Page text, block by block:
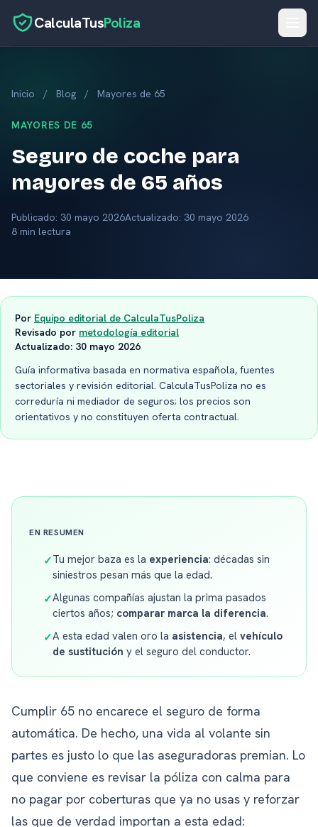
CalculaTusPoliza
Calculadora
Seguros por caso
Herramientas
Aseguradoras
Glosario
Inicio / Blog / Mayores de 65
MAYORES DE 65
Seguro de coche para
mayores de 65 años
Publicado: 30 mayo 2026Actualizado: 30 mayo 2026
8 min lectura
Por Equipo editorial de CalculaTusPoliza
Revisado por metodología editorial
Actualizado: 30 mayo 2026
Guía informativa basada en normativa española, fuentes
sectoriales y revisión editorial. CalculaTusPoliza no es
correduría ni mediador de seguros; los precios son
orientativos y no constituyen oferta contractual.
EN RESUMEN
✓Tu mejor baza es la experiencia: décadas sin
siniestros pesan más que la edad.
✓Algunas compañías ajustan la prima pasados
ciertos años; comparar marca la diferencia.
✓A esta edad valen oro la asistencia, el vehículo
de sustitución y el seguro del conductor.
Cumplir 65 no encarece el seguro de forma
automática. De hecho, una vida al volante sin
partes es justo lo que las aseguradoras premian. Lo
que conviene es revisar la póliza con calma para
no pagar por coberturas que ya no usas y reforzar
las que de verdad importan a esta edad: